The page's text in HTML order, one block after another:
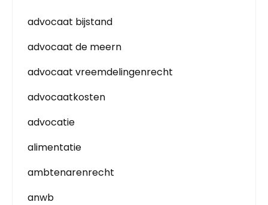
advocaat bijstand
advocaat de meern
advocaat vreemdelingenrecht
advocaatkosten
advocatie
alimentatie
ambtenarenrecht
anwb